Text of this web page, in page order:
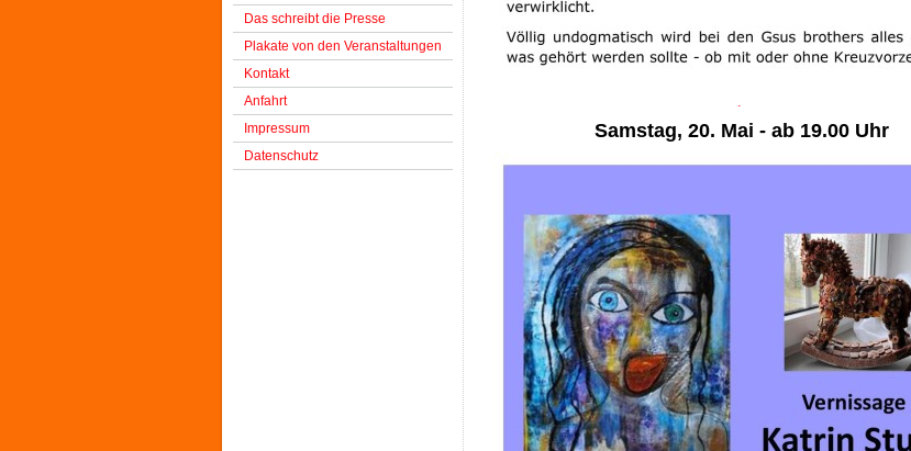
Das schreibt die Presse
Plakate von den Veranstaltungen
Kontakt
Anfahrt
Impressum
Datenschutz
.
Samstag, 20. Mai - ab 19.00 Uhr